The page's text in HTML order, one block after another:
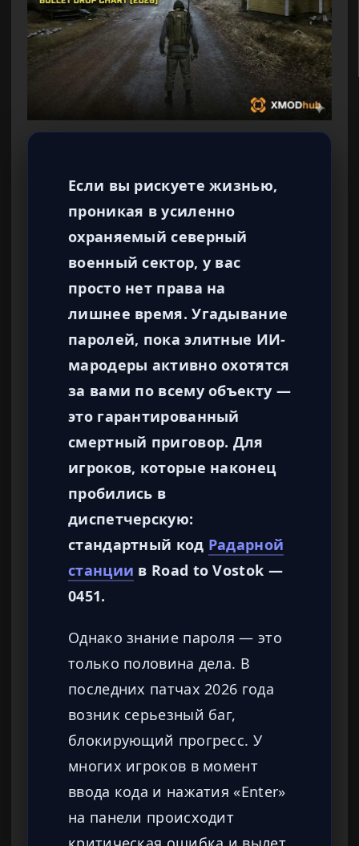
Если вы рискуете жизнью,
проникая в усиленно
охраняемый северный
военный сектор, у вас
просто нет права на
лишнее время. Угадывание
паролей, пока элитные ИИ-
мародеры активно охотятся
за вами по всему объекту —
это гарантированный
смертный приговор. Для
игроков, которые наконец
пробились в
диспетчерскую:
стандартный код Радарной
станции в Road to Vostok —
0451.
Однако знание пароля — это
только половина дела. В
последних патчах 2026 года
возник серьезный баг,
блокирующий прогресс. У
многих игроков в момент
ввода кода и нажатия «Enter»
на панели происходит